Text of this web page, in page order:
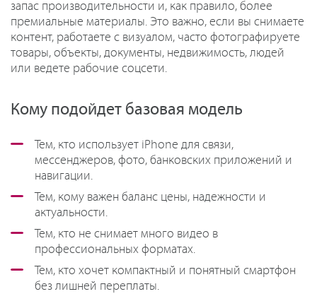
запас производительности и, как правило, более
премиальные материалы. Это важно, если вы снимаете
контент, работаете с визуалом, часто фотографируете
товары, объекты, документы, недвижимость, людей
или ведете рабочие соцсети.
Кому подойдет базовая модель
Тем, кто использует iPhone для связи,
мессенджеров, фото, банковских приложений и
навигации.
Тем, кому важен баланс цены, надежности и
актуальности.
Тем, кто не снимает много видео в
профессиональных форматах.
Тем, кто хочет компактный и понятный смартфон
без лишней переплаты.